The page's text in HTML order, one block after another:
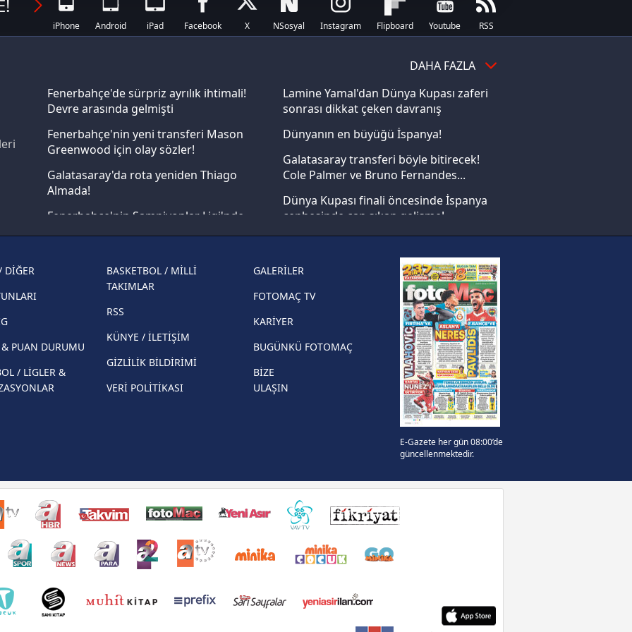
çerezler, sitemizin daha işlevsel kılınması ve kişiselleştirilmesi ve sizlere yönelik
amaçlarıyla sınırlı olarak açık rızanız dahilinde kullanılacaktır.
yer alan panel vasıtasıyla belirleyebilirsiniz. Çerezlere ilişkin detaylı bilgi için Ayarlar
Kanunu uyarınca hazırlanmış Aydınlatma Metnimizi okumak ve sitemizde ilgili
çerezlerle ilgili bilgi almak için lütfentıklayınız
iPhone Android iPad Facebook X NSosyal Instagram Flipboard Youtube RSS
DAHA FAZLA
Fenerbahçe'de sürpriz ayrılık ihtimali!
Devre arasında gelmişti
Fenerbahçe'nin yeni transferi Mason
Greenwood için olay sözler!
Galatasaray'da rota yeniden Thiago
Almada!
Fenerbahçe'nin Şampiyonlar Ligi'nde
İspanya-Arjantin finalinin ardından dış
basından gündem olan manşetler!
Beşiktaş'ın UEFA Avrupa Ligi'nde 3. Ön
Eleme Turu muhtemel rakipleri belli oldu!
Lamine Yamal'dan Dünya Kupası zaferi
sonrası dikkat çeken davranış
Dünyanın en büyüğü İspanya!
Galatasaray transferi böyle bitirecek!
Cole Palmer ve Bruno Fernandes...
Dünya Kupası finali öncesinde İspanya
cephesinde can sıkan gelişme!
2026 FIFA Dünya Kupası'nı kazanana
şampiyonluk yüzüğü verilecek
Hernan Crespo, Meksika Ligi
ekiplerinden Atlas'ın yeni teknik
DİĞER
& PUAN DURUMU
/ LİGLER &
BASKETBOL / MİLLİ
TAKIMLAR
RSS
KÜNYE / İLETİŞİM
GİZLİLİK BİLDİRİMİ
VERİ POLİTİKASI
GALERİLER
FOTOMAÇ TV
KARİYER
BUGÜNKÜ FOTOMAÇ
BİZE
ULAŞIN
E-Gazete her gün 08:00’de
güncellenmektedir.